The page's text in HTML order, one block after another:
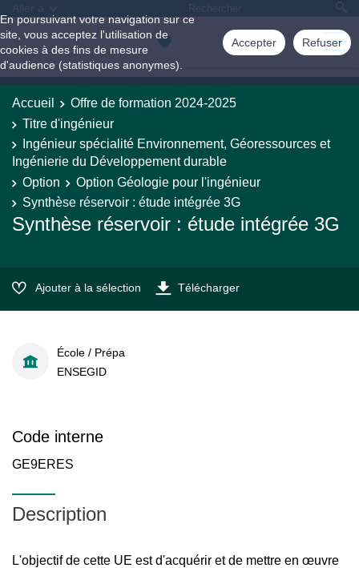
En poursuivant votre navigation sur ce
site, vous acceptez l'utilisation de
cookies à des fins de mesure
d'audience (statistiques anonymes).
Accepter Refuser
Aller à
Accueil
Offre de formation 2024-2025
Titre d'ingénieur
Ingénieur spécialité Environnement, Géoressources et
Ingénierie du Développement durable
Option
Option Géologie pour l'ingénieur
Synthèse réservoir : étude intégrée 3G
Synthèse réservoir : étude intégrée 3G
Ajouter à la sélection Télécharger
École / Prépa
ENSEGID
Code interne
GE9ERES
Description
L'objectif de cette UE est d'acquérir et de mettre en œuvre